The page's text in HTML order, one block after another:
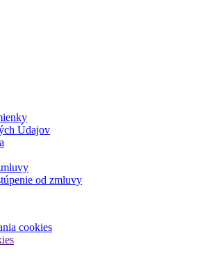
Údajov
od zmluvy
cookies